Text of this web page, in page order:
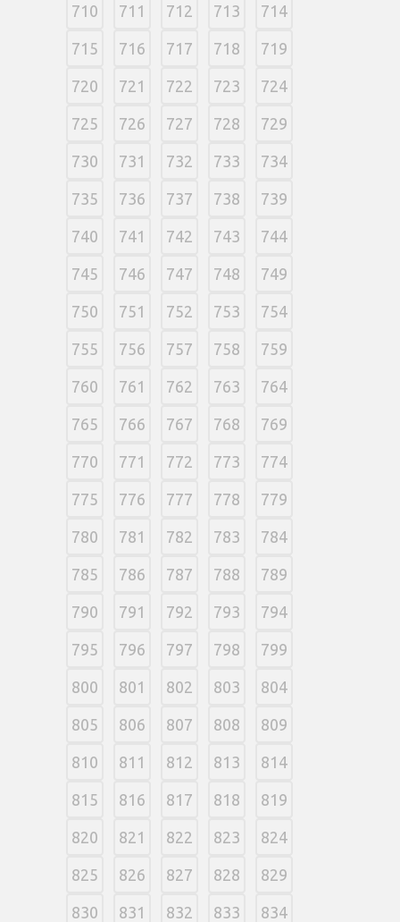
710 711 712 713 714
715 716 717 718 719
720 721 722 723 724
725 726 727 728 729
730 731 732 733 734
735 736 737 738 739
740 741 742 743 744
745 746 747 748 749
750 751 752 753 754
755 756 757 758 759
760 761 762 763 764
765 766 767 768 769
770 771 772 773 774
775 776 777 778 779
780 781 782 783 784
785 786 787 788 789
790 791 792 793 794
795 796 797 798 799
800 801 802 803 804
805 806 807 808 809
810 811 812 813 814
815 816 817 818 819
820 821 822 823 824
825 826 827 828 829
830 831 832 833 834